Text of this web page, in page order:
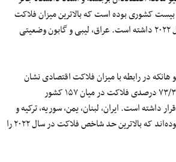
بیست کشوری بوده است که بالاترین میزان فلاکت
اقتصادی در جهان را در سال ۲۰۲۲ داشته است. عراق، لیبی و گابون وضعیتی
در رابطه با میزان فلاکت اقتصادی نشان
می‌دهد که ایران با شاخص ۷۳/۳ درصدی فلاکت در میان ۱۵۷ کشور
رتبه‌بندی‌شده در جایگاه ۱۹ قرار داشته است. ایران، لبنان، یمن، سوریه، ترکیه و
ونزوئلا از جمله کشورهایی بوده‌اند که بالاترین حد شاخص فلاکت در سال ۲۰۲۲ را